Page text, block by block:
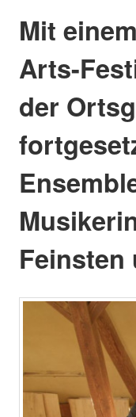
Mit
Arts-
der
Feinsten